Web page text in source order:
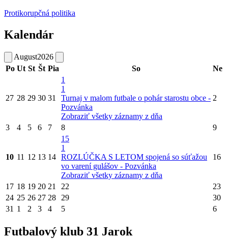
Protikorupčná politika
Kalendár
August2026
Po Ut St Št Pia So Ne
27 28 29 30 31
1
1
Turnaj v malom futbale o pohár starostu obce -
Pozvánka
Zobraziť všetky záznamy z dňa
2
3 4 5 6 7 8 9
10 11 12 13 14
15
1
ROZLÚČKA S LETOM spojená so súťažou
vo varení gulášov - Pozvánka
Zobraziť všetky záznamy z dňa
16
17 18 19 20 21 22
23
24 25 26 27 28 29
30
31 1 2 3 4 5 6
Futbalový klub 31 Jarok